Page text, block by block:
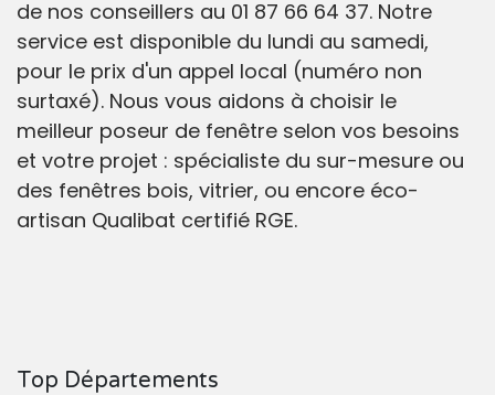
de nos conseillers au 01 87 66 64 37. Notre
service est disponible du lundi au samedi,
pour le prix d'un appel local (numéro non
surtaxé). Nous vous aidons à choisir le
meilleur poseur de fenêtre selon vos besoins
et votre projet : spécialiste du sur-mesure ou
des fenêtres bois, vitrier, ou encore éco-
artisan Qualibat certifié RGE.
Top Départements